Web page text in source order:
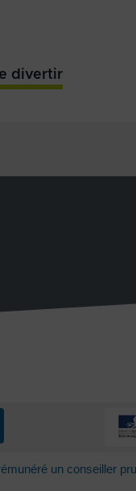
divertir
un conseiller